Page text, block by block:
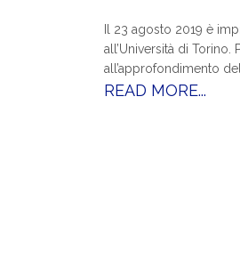
Il 23 agosto 2019 è
all’Università di
all’approfondimento
READ MORE...